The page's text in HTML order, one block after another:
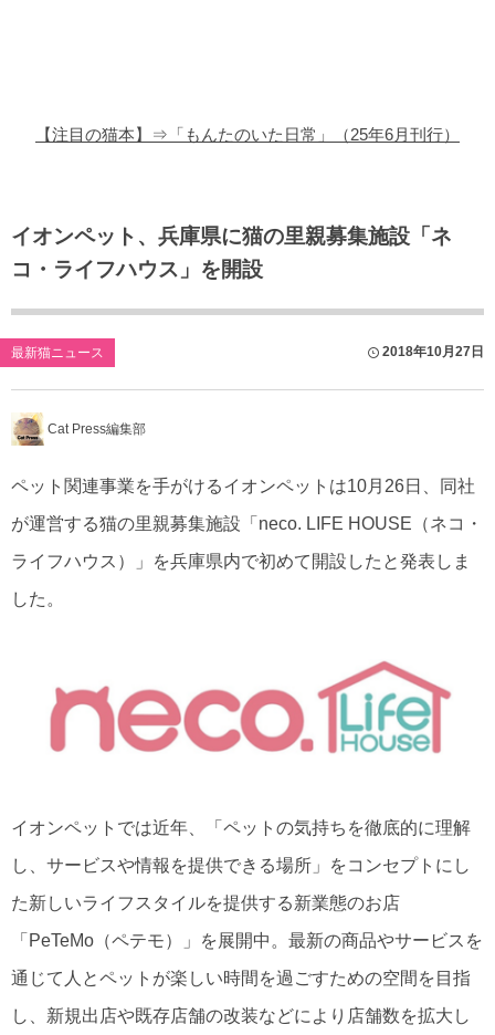
【注目の猫本】⇒「もんたのいた日常」（25年6月刊行）
イオンペット、兵庫県に猫の里親募集施設「ネ
コ・ライフハウス」を開設
最新猫ニュース 2018年10月27日
Cat Press編集部
ペット関連事業を手がけるイオンペットは10月26日、同社
が運営する猫の里親募集施設「neco. LIFE HOUSE（ネコ・
ライフハウス）」を兵庫県内で初めて開設したと発表しま
した。
イオンペットでは近年、「ペットの気持ちを徹底的に理解
し、サービスや情報を提供できる場所」をコンセプトにし
た新しいライフスタイルを提供する新業態のお店
「PeTeMo（ペテモ）」を展開中。最新の商品やサービスを
通じて人とペットが楽しい時間を過ごすための空間を目指
し、新規出店や既存店舗の改装などにより店舗数を拡大し
猫のゲーム・アプリ
猫のフリー写真素材